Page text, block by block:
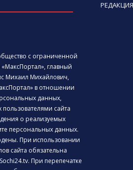
РЕДАКЦИЯ
с ограниченной
«МаксПортал», главный
Михаил Михайлович,
в отношении
данных,
пользователями сайта
о реализуемых
персональных данных.
При использовании
сайта обязательна
При перепечатке